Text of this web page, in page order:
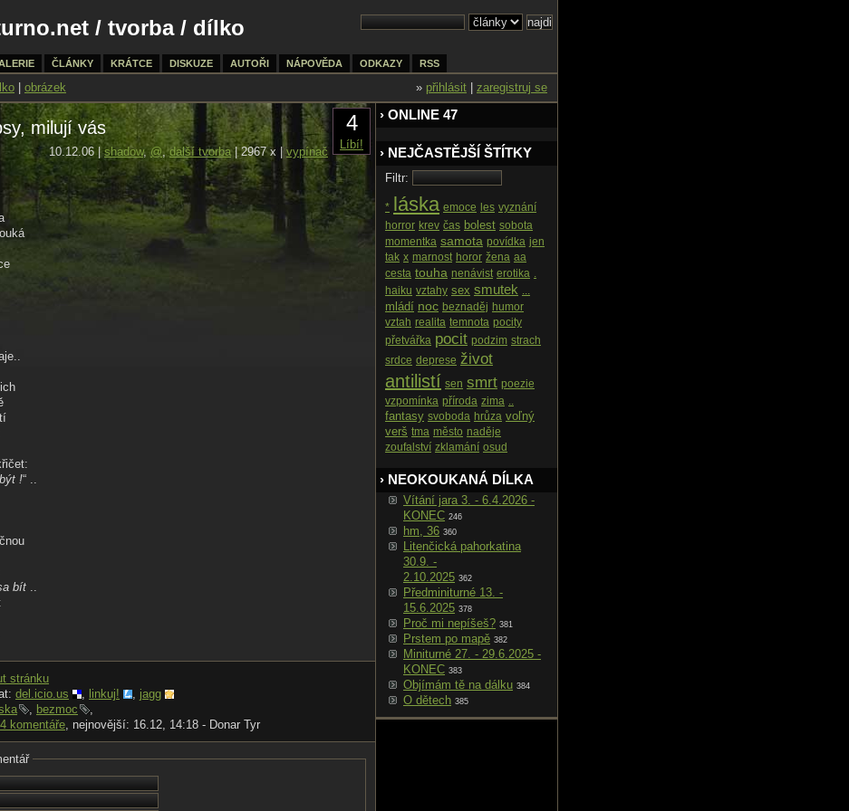
/ tvorba/ dílko
ČLÁNKY KRÁTCE DISKUZE AUTOŘI NÁPOVĚDA ODKAZY RSS
obrázek » přihlásit zaregistruj se
4
Líbí!
milují vás
10.12.06 |shadow, @,další tvorba| 2967 x |vypínač
!“ ..
bít ..
stránku
del.icio.us , linkuj! , jagg
, bezmoc
,
4 komentáře, nejnovější: 16.12, 14:18 - Donar Tyr
› ONLINE 47
› NEJČASTĚJŠÍ ŠTÍTKY
Filtr:
* láska emoce les vyznání
horror krev čas bolest sobota
momentka samota povídka jen
tak x marnost horor žena aa
cesta touha nenávist erotika .
haiku vztahy sex smutek ...
mládí noc beznaděj humor
vztah realita temnota pocity
přetvářka pocit podzim strach
srdce deprese život
antilistí sen smrt poezie
vzpomínka příroda zima ..
fantasy svoboda hrůza voľný
verš tma město naděje
zoufalství zklamání osud
› NEOKOUKANÁ DÍLKA
Vítání jara 3. - 6.4.2026 -
KONEC 246
hm, 36 360
Litenčická pahorkatina
30.9. -
2.10.2025 362
Předminiturné 13. -
15.6.2025 378
Proč mi nepíšeš? 381
Prstem po mapě 382
Miniturné 27. - 29.6.2025 -
KONEC 383
Objímám tě na dálku 384
O dětech 385